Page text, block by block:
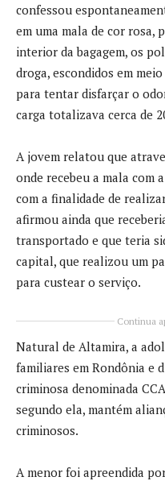
confessou
em uma mala de cor rosa,
interior da bagagem, os
droga, escondidos em
para tentar disfarçar o
carga totalizava cerca de
A jovem relatou que
onde recebeu a mala com
com a finalidade de
afirmou ainda que
transportado e que teria
capital, que realizou um
para custear o serviço.
Continua
Natural de Altamira, a
familiares em Rondônia e
criminosa denominada
segundo ela, mantém
criminosos.
A menor foi apreendida